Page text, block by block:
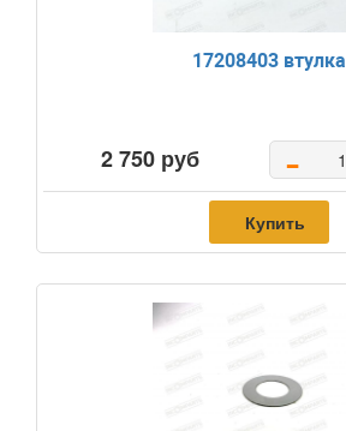
17208403 втулка
2 750 руб -
Купить